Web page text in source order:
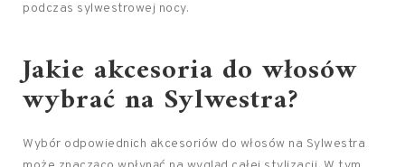
podczas sylwestrowej nocy.
Jakie akcesoria do włosów
wybrać na Sylwestra?
Wybór odpowiednich akcesoriów do włosów na Sylwestra